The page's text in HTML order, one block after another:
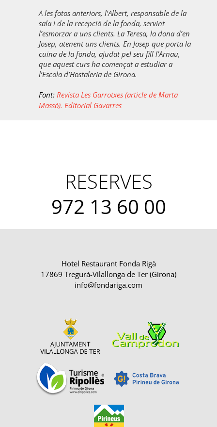
A les fotos anteriors, l’Albert, responsable de la
sala i de la recepció de la fonda, servint
l’esmorzar a uns clients. La Teresa, la dona d’en
Josep, atenent uns clients. En Josep que porta la
cuina de la fonda, ajudat pel seu fill l’Arnau,
que aquest curs ha començat a estudiar a
l’Escola d’Hostaleria de Girona.
Font: Revista Les Garrotxes (article de Marta
Massó). Editorial Gavarres
RESERVES
972 13 60 00
Hotel Restaurant Fonda Rigà
17869 Tregurà-Vilallonga de Ter (Girona)
info@fondariga.com